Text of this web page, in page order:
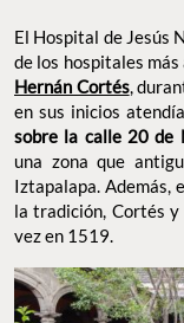
El Hospital de Jesús
de los hospitales
Hernán Cortés,
en sus inicios
sobre la calle 20 de
una zona que
Iztapalapa. Además,
la tradición, Cortés
vez en 1519.